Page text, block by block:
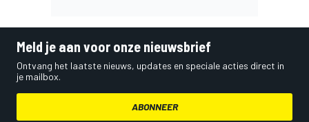
Meld je aan voor onze nieuwsbrief
Ontvang het laatste nieuws, updates en speciale acties direct in
je mailbox.
ABONNEER